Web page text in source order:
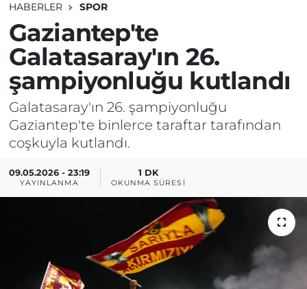
HABERLER SPOR
Gaziantep'te
Galatasaray'ın 26.
şampiyonluğu kutlandı
Galatasaray'ın 26. şampiyonluğu
Gaziantep'te binlerce taraftar tarafından
coşkuyla kutlandı.
09.05.2026 - 23:19
YAYINLANMA
1 DK
OKUNMA SÜRESI
DÜNYA
EĞİTİM
ÖZEL HABER
Süper Lig Puan Durumu ve Fikstür
Tüm Manşetler
Son Dakika Haberleri
Haber Arşivi